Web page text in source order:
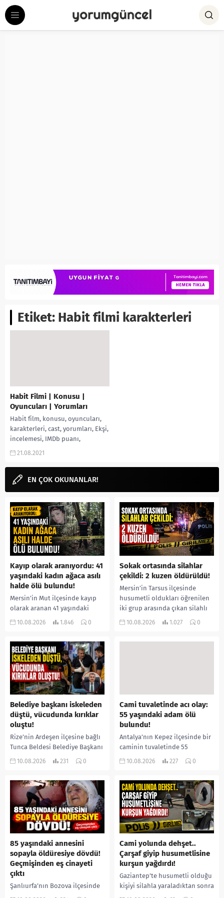
Etiket: Habit filmi karakterleri
Habit Filmi | Konusu |
Oyuncuları | Yorumları
Habit film, konusu, oyuncuları,
karakterleri, cast, yorumları, Ekşi,
incelemesi, IMDb puanı,
fragmanı, izle gibi aramalarınıza
bulabilirsiniz.
21.08.2021
EN ÇOK OKUNANLAR!
Kayıp olarak aranıyordu: 41
yaşındaki kadın ağaca asılı
halde ölü bulundu!
Mersin’in Mut ilçesinde kayıp
olarak aranan 41 yaşındaki
Ümmühan Dilek Ata’dan acı
10.08.2026 1.846 0
Sokak ortasında silahlar
çekildi: 2 kuzen öldürüldü!
Mersin’in Tarsus ilçesinde
husumetli oldukları öğrenilen
iki grup arasında çıkan silahlı
kavgada iki kuzen yaşamını
10.08.2026 1.027 0
Belediye başkanı iskeleden
düştü, vücudunda kırıklar
oluştu!
Rize’nin Ardeşen ilçesine bağlı
Tunca Beldesi Belediye Başkanı
Ramazan Topçu, arı
yaralandı. Hastaneye...
10.08.2026 231 0
Cami tuvaletinde acı olay:
55 yaşındaki adam ölü
bulundu!
Antalya’nın Kepez ilçesinde bir
caminin tuvaletinde 55
yaşındaki Mehmet Asal’ın
Asal’ın...
10.08.2026 227 0
85 yaşındaki annesini
sopayla öldüresiye dövdü!
Geçmişinden eş cinayeti
çıktı
Şanlıurfa’nın Bozova ilçesinde
85 yaşındaki İslim Yaprak, 53
Cami yolunda dehşet..
Çarşaf giyip husumetlisine
kurşun yağdırdı!
Gaziantep’te husumetli olduğu
kişiyi silahla yaraladıktan sonra
kaçmaya çalışan şüpheli, polis